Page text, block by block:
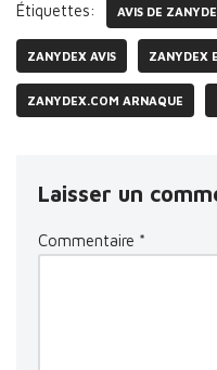
Étiquettes: AVIS DE
ZANYDEX AVIS ZANYDEX
ZANYDEX.COM ARNAQUE
Laisser un
Commentaire *